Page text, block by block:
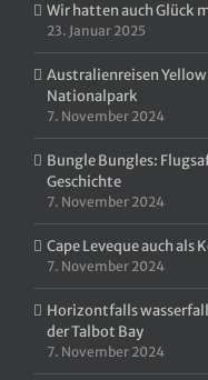
Wir hatten auch Glück
23. Januar 2025
Australienreisen
Nationalpark
7. November 2024
Bungle Bungles:
Geschichte
7. November 2024
Cape Leveque auch als
7. November 2024
Horizontfalls
der Talbot Bay
7. November 2024